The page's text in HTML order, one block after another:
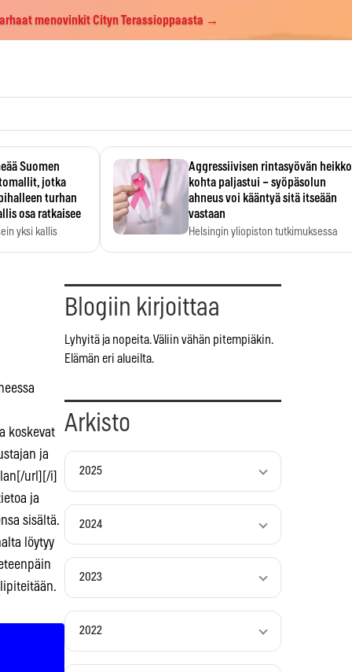
menovinkit Cityn Terassioppaasta →
Suomen
jotka
turhan
osa ratkaisee
yksi kallis
Aggressiivisen rintasyövän heikko
kohta paljastui – syöpäsolun
ahneus voi kääntyä sitä itseään
vastaan
Helsingin yliopiston tutkimuksessa
koskevat
ja
url][/i]
ja
sisältä.
löytyy
Blogiin kirjoittaa
Lyhyitä ja nopeita. Väliin vähän pitempiäkin.
Elämän eri alueilta.
Arkisto
2025
2024
2023
2022